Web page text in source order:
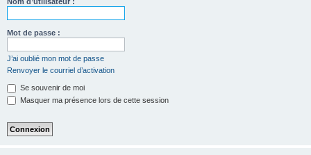
Mot de passe :
J’ai oublié mon mot de passe
Renvoyer le courriel d’activation
Se souvenir de moi
Masquer ma présence lors de cette session